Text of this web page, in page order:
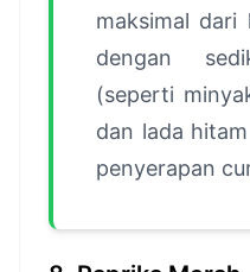
maksimal dari
dengan
(seperti
dan lada
penyerapan